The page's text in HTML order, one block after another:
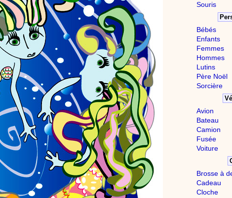
Souris
Bébés
Enfants
Femmes
Hommes
Lutins
Père Noël
Sorcière
Avion
Bateau
Camion
Fusée
Voiture
Brosse à
Cadeau
Cloche